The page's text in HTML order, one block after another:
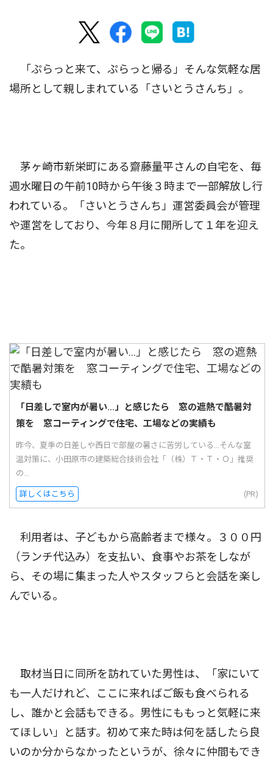
「ぷらっと来て、ぷらっと帰る」そんな気軽な居
場所として親しまれている「さいとうさんち」。
茅ヶ崎市新栄町にある齋藤量平さんの自宅を、毎
週水曜日の午前10時から午後３時まで一部解放し行
われている。「さいとうさんち」運営委員会が管理
や運営をしており、今年８月に開所して１年を迎え
た。
「日差しで室内が暑い…」と感じたら 窓の遮熱で酷暑対
策を 窓コーティングで住宅、工場などの実績も
昨今、夏季の日差しや西日で部屋の暑さに苦労している...そんな室
温対策に、小田原市の建築総合技術会社「（株）Ｔ・Ｔ・Ｏ」推奨
の...
詳しくはこちら (PR)
利用者は、子どもから高齢者まで様々。３００円
（ランチ代込み）を支払い、食事やお茶をしなが
ら、その場に集まった人やスタッフらと会話を楽し
んでいる。
取材当日に同所を訪れていた男性は、「家にいて
も一人だけれど、ここに来ればご飯も食べられる
し、誰かと会話もできる。男性にももっと気軽に来
てほしい」と話す。初めて来た時は何を話したら良
いのか分からなかったというが、徐々に仲間もでき